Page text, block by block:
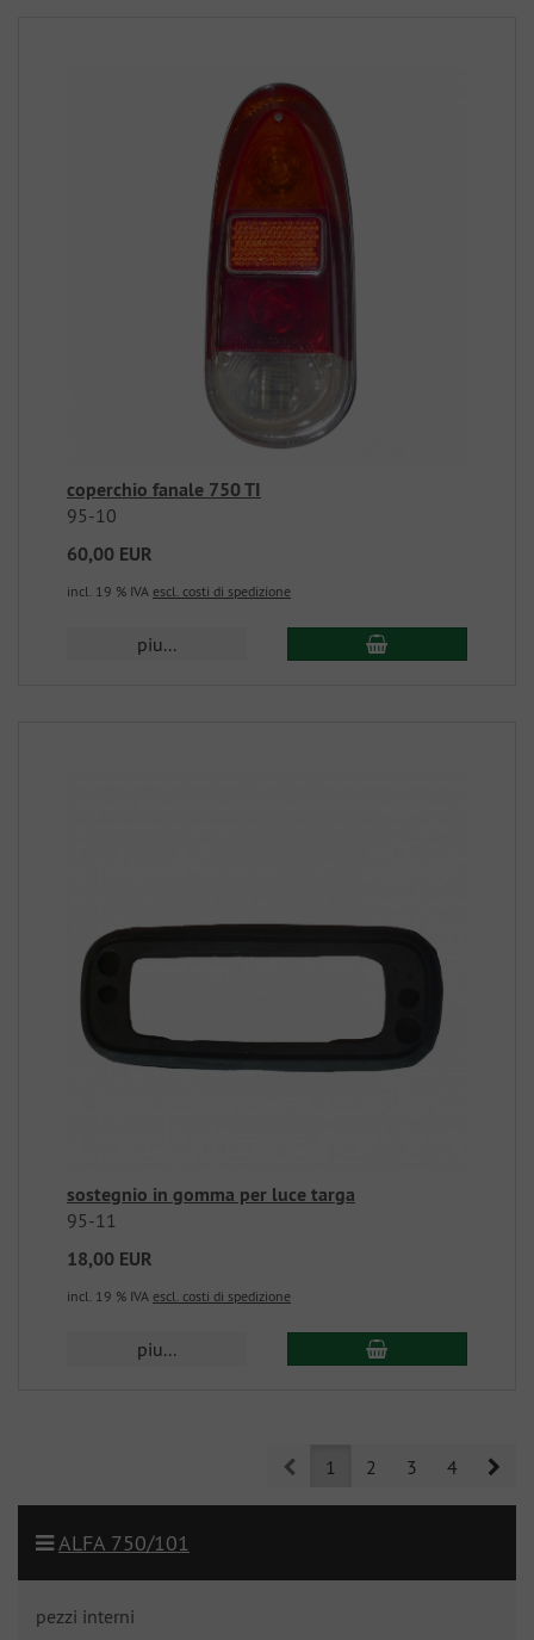
coperchio fanale 750 TI
95-10
60,00 EUR
incl. 19 % IVA escl. costi di spedizione
piu...
sostegnio in gomma per luce targa
95-11
18,00 EUR
incl. 19 % IVA escl. costi di spedizione
piu...
Prev1 2 3 4
ALFA 750/101
pezzi interni